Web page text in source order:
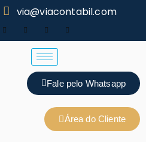
via@viacontabil.com
Fale pelo Whatsapp
Área do Cliente